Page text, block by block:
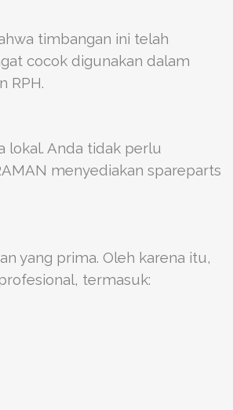
timbangan ini telah
cocok digunakan dalam
RPH.
lokal. Anda tidak perlu
menyediakan spareparts
yang prima. Oleh karena itu,
termasuk: